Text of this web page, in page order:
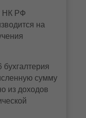
НК РФ
на
бухгалтерия
сумму
из доходов